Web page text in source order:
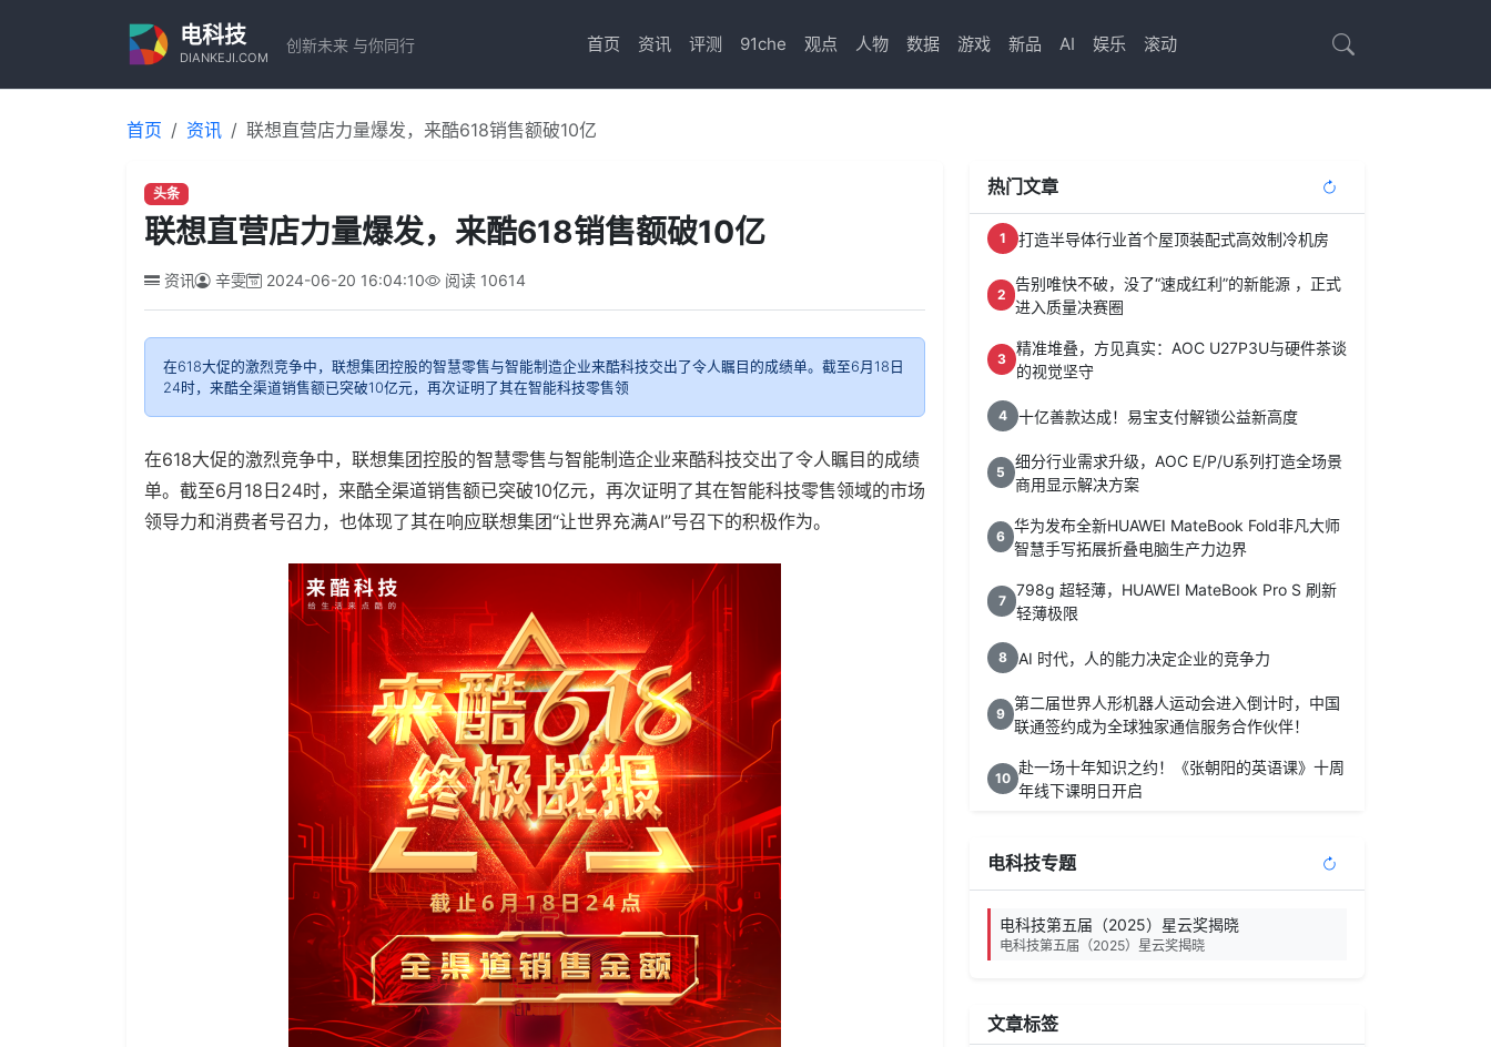
电科技
DIANKEJI.COM
创新未来 与你同行 首页 资讯 评测 91che 观点 人物 数据 游戏 新品 AI 娱乐 滚动
首页 资讯 联想直营店力量爆发，来酷618销售额破10亿
头条
联想直营店力量爆发，来酷618销售额破10亿
资讯 辛雯 2024-06-20 16:04:10 阅读 10614
在618大促的激烈竞争中，联想集团控股的智慧零售与智能制造企业来酷科技交出了令人瞩目的成绩单。截至6月18日
24时，来酷全渠道销售额已突破10亿元，再次证明了其在智能科技零售领
在618大促的激烈竞争中，联想集团控股的智慧零售与智能制造企业来酷科技交出了令人瞩目的成绩
单。截至6月18日24时，来酷全渠道销售额已突破10亿元，再次证明了其在智能科技零售领域的市场
领导力和消费者号召力，也体现了其在响应联想集团“让世界充满AI”号召下的积极作为。
热门文章
1 打造半导体行业首个屋顶装配式高效制冷机房
2
告别唯快不破，没了“速成红利”的新能源 ，正式
进入质量决赛圈
3
精准堆叠，方见真实：AOC U27P3U与硬件茶谈
的视觉坚守
4 十亿善款达成！易宝支付解锁公益新高度
5
细分行业需求升级，AOC E/P/U系列打造全场景
商用显示解决方案
6
华为发布全新HUAWEI MateBook Fold非凡大师
智慧手写拓展折叠电脑生产力边界
7
798g 超轻薄，HUAWEI MateBook Pro S 刷新
轻薄极限
8 AI 时代，人的能力决定企业的竞争力
9
第二届世界人形机器人运动会进入倒计时，中国
联通签约成为全球独家通信服务合作伙伴！
10
赴一场十年知识之约！《张朝阳的英语课》十周
年线下课明日开启
电科技专题
电科技第五届（2025）星云奖揭晓
电科技第五届（2025）星云奖揭晓
文章标签